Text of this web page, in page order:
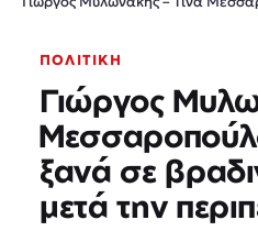
ΠΟΛΙΤΙΚΗ
Γιώργος
ξανά σε
μετά την